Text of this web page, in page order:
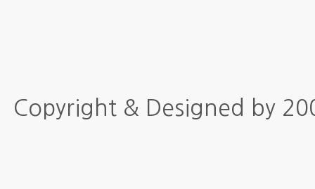
Copyright & Designed by